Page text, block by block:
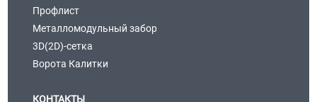
Профлист
Металломодульный забор
3D(2D)-сетка
Ворота Калитки
КОНТАКТЫ